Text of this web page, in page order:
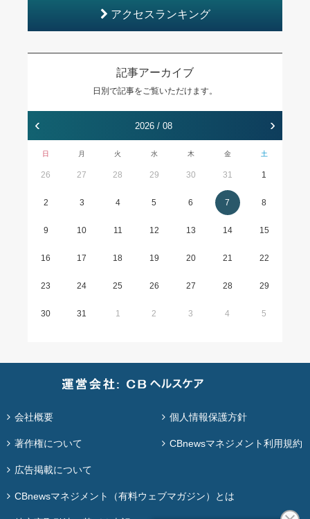
アクセスランキング
記事アーカイブ
日別で記事をご覧いただけます。
‹ 2026 / 08 ›
日 月 火 水 木 金 土
26 27 28 29 30 31 1
2 3 4 5 6 7 8
9 10 11 12 13 14 15
16 17 18 19 20 21 22
23 24 25 26 27 28 29
30 31 1 2 3 4 5
会社概要 個人情報保護方針
著作権について CBnewsマネジメント利用規約
広告掲載について
CBnewsマネジメント（有料ウェブマガジン）とは